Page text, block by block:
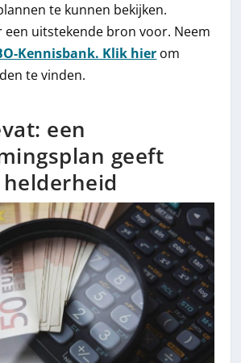
te kunnen bekijken.
een uitstekende bron voor. Neem
Kennisbank. Klik hier om
te vinden.
een
geeft